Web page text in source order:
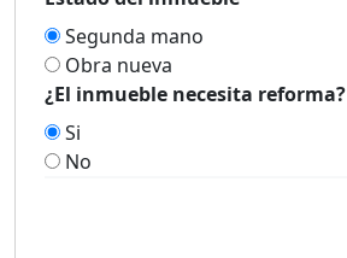
Segunda mano
Obra nueva
¿El inmueble necesita reforma?
Si
No